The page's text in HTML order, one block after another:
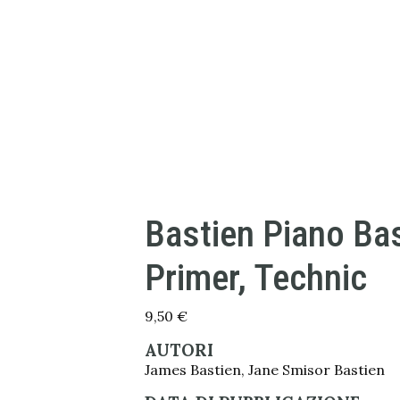
Bastien Piano
Primer, Technic
9,50 €
AUTORI
James Bastien, Jane Smisor Bastien